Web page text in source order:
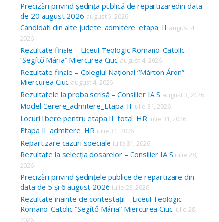
Precizări privind ședința publică de repartizaredin data
de 20 august 2026 august 5, 2026
Candidati din alte judete_admitere_etapa_II august 4,
2026
Rezultate finale – Liceul Teologic Romano-Catolic
“Segítő Mária” Miercurea Ciuc august 4, 2026
Rezultate finale – Colegiul Național “Márton Áron”
Miercurea Ciuc august 4, 2026
Rezultatele la proba scrisă – Consilier IA S august 3, 2026
Model Cerere_admitere_Etapa-II iulie 31, 2026
Locuri libere pentru etapa II_total_HR iulie 31, 2026
Etapa II_admitere_HR iulie 31, 2026
Repartizare cazuri speciale iulie 31, 2026
Rezultate la selecția dosarelor – Consilier IA S iulie 28,
2026
Precizări privind ședințele publice de repartizare din
data de 5 și 6 august 2026 iulie 28, 2026
Rezultate înainte de contestații – Liceul Teologic
Romano-Catolic “Segítő Mária” Miercurea Ciuc iulie 28,
2026